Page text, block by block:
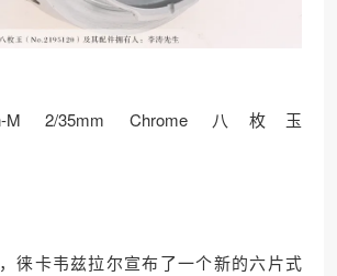
M 2/35mm Chrome 八枚玉
徕卡韦兹拉尔宣布了一个新的六片式